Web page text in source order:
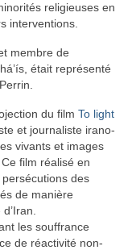
religieuses en
interventions.
membre de
était représenté
du film To light
et journaliste irano-
vivants et images
film réalisé en
des
de manière
les souffrance
de réactivité non-